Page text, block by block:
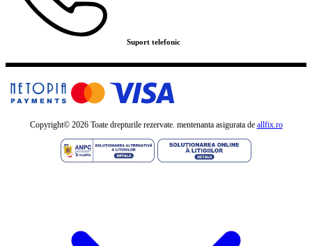
Suport telefonic
Copyright© 2026 Toate drepturile rezervate. mentenanta asigurata de allfix.ro